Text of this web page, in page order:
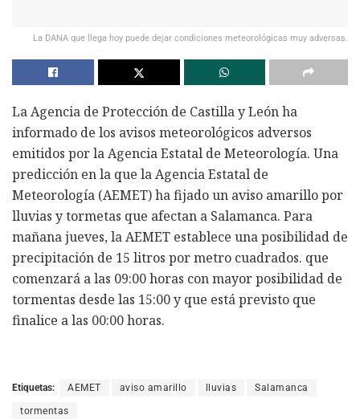
La DANA que llega hoy puede dejar condiciones meteorológicas muy adversas.
La Agencia de Protección de Castilla y León ha
informado de los avisos meteorológicos adversos
emitidos por la Agencia Estatal de Meteorología. Una
predicción en la que la Agencia Estatal de
Meteorología (AEMET) ha fijado un aviso amarillo por
lluvias y tormetas que afectan a Salamanca. Para
mañana jueves, la AEMET establece una posibilidad de
precipitación de 15 litros por metro cuadrados. que
comenzará a las 09:00 horas con mayor posibilidad de
tormentas desde las 15:00 y que está previsto que
finalice a las 00:00 horas.
Etiquetas: AEMET aviso amarillo lluvias Salamanca
tormentas